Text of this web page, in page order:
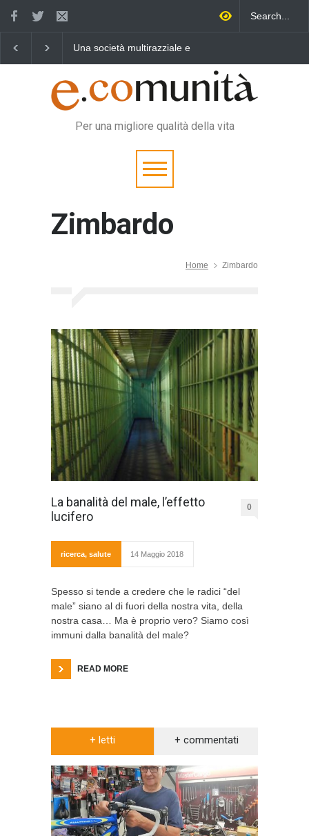
Una società multirazziale e
Per una migliore qualità della vita
Zimbardo
Home Zimbardo
La banalità del male, l’effetto
lucifero
0
ricerca, salute 14 Maggio 2018
Spesso si tende a credere che le radici “del
male” siano al di fuori della nostra vita, della
nostra casa… Ma è proprio vero? Siamo così
immuni dalla banalità del male?
READ MORE
+ letti + commentati